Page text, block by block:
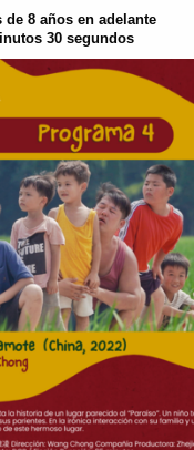
8 años en adelante
30 segundos